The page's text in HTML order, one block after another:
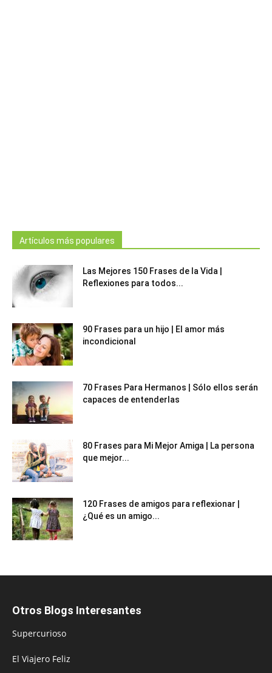
Artículos más populares
Las Mejores 150 Frases de la Vida |
Reflexiones para todos...
90 Frases para un hijo | El amor más
incondicional
70 Frases Para Hermanos | Sólo ellos serán
capaces de entenderlas
80 Frases para Mi Mejor Amiga | La persona
que mejor...
120 Frases de amigos para reflexionar |
¿Qué es un amigo...
Otros Blogs Interesantes
Supercurioso
El Viajero Feliz